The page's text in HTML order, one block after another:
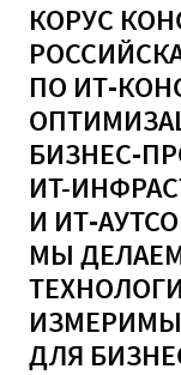
КОРУС КОН
РОССИЙСК
ПО ИТ‑КОН
ОПТИМИЗА
БИЗНЕС‑ПР
ИТ-ИНФРАС
И ИТ‑АУТСО
МЫ ДЕЛАЕ
ТЕХНОЛОГИ
ИЗМЕРИМЫ
ДЛЯ БИЗНЕ